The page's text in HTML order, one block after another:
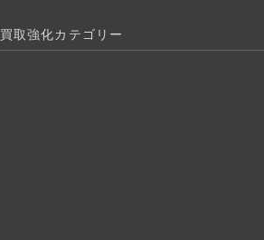
買取強化カテゴリー